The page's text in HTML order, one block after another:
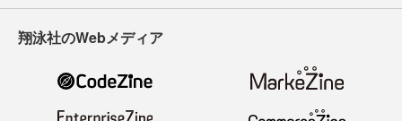
翔泳社のWebメディア